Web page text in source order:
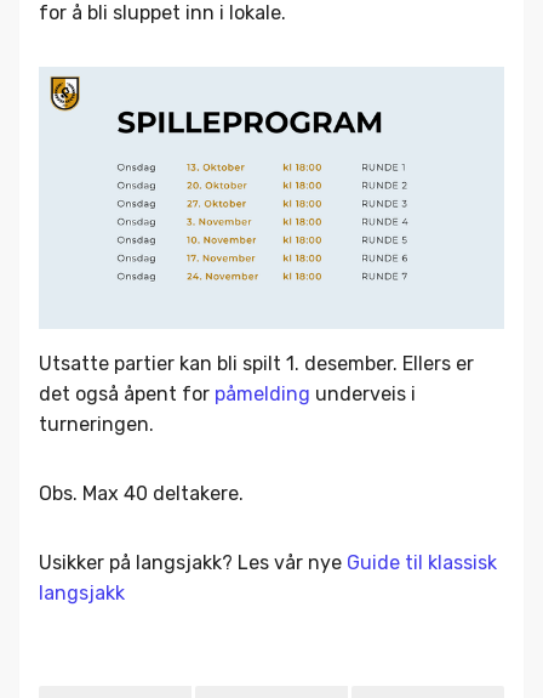
for å bli sluppet inn i lokale.
Utsatte partier kan bli spilt 1. desember. Ellers er
det også åpent for påmelding underveis i
turneringen.
Obs. Max 40 deltakere.
Usikker på langsjakk? Les vår nye Guide til klassisk
langsjakk